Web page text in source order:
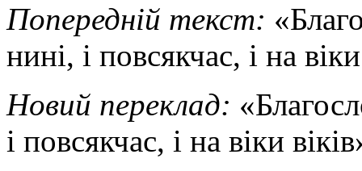
Попередній текст:
нині, і повсякчас, і на
Новий переклад:
і повсякчас, і на віки